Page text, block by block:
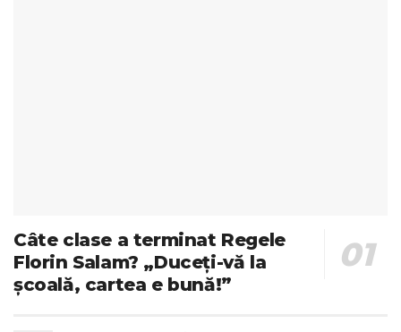
Câte clase a terminat Regele
Florin Salam? „Duceți-vă la
școală, cartea e bună!”